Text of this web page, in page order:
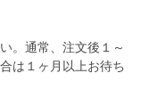
。通常、注文後１～
は１ヶ月以上お待ち